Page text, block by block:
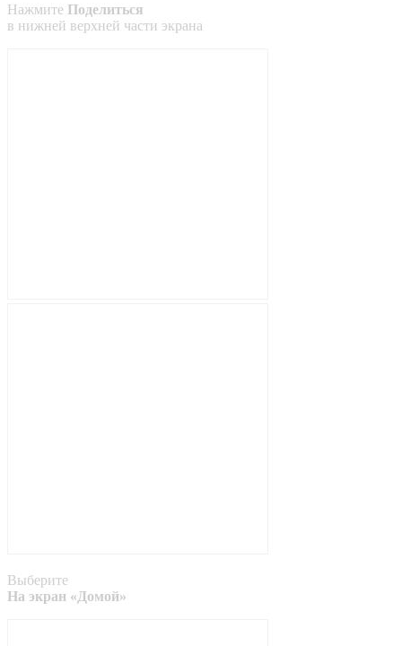
Нажмите Поделиться
в нижней верхней части экрана
Выберите
На экран «Домой»